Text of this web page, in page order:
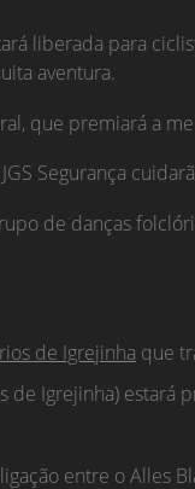
liberada para
aventura.
que premiará a
Segurança
de danças
de Igrejinha que
de Igrejinha) estará
entre o Alles